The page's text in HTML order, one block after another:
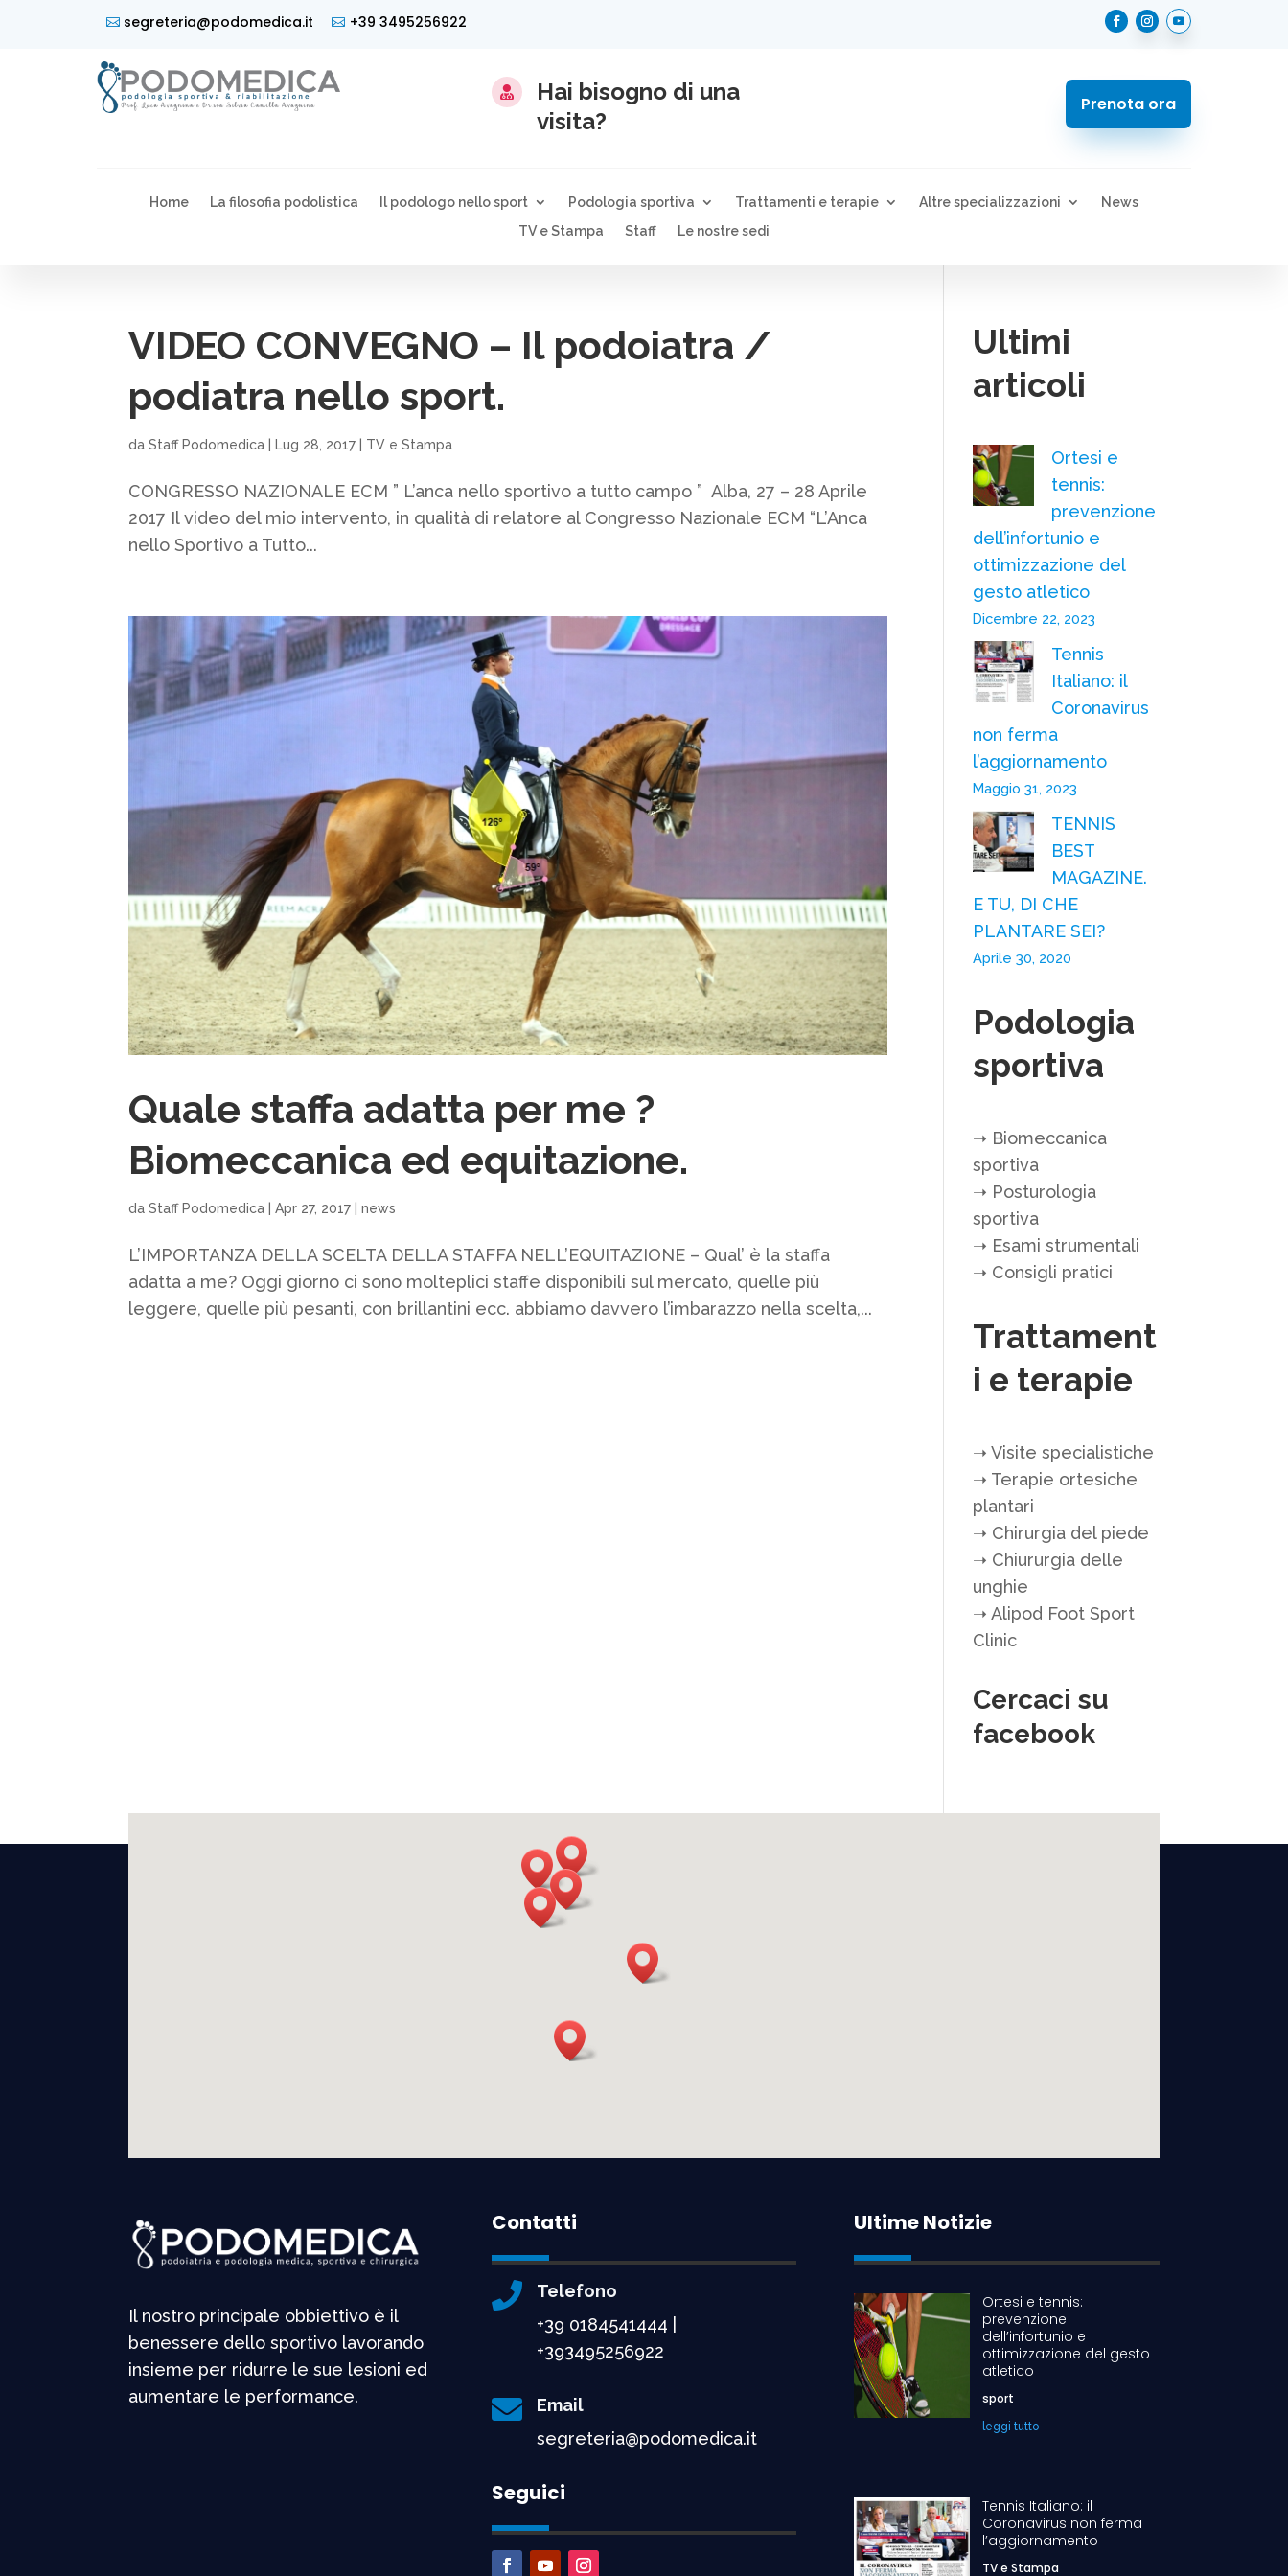
segreteria@podomedica.it +39 3495256922

Hai bisogno di una
visita?
Prenota ora
Home La filosofia podolistica Il podologo nello sport Podologia sportiva Trattamenti e terapie Altre specializzazioni
News
TV e Stampa
Staff Le nostre sedi
VIDEO CONVEGNO – Il podoiatra /
podiatra nello sport.
daStaff Podomedica Lug 28, 2017 TV e Stampa
CONGRESSO NAZIONALE ECM ” L’anca nello sportivo a tutto campo ” Alba, 27 – 28 Aprile
2017 Il video del mio intervento, in qualità di relatore al Congresso Nazionale ECM “L’Anca
nello Sportivo a Tutto...
Quale staffa adatta per me ?
Biomeccanica ed equitazione.
daStaff Podomedica |Apr 27, 2017 |news
L’IMPORTANZA DELLA SCELTA DELLA STAFFA NELL’EQUITAZIONE – Qual’ è la staffa
adatta a me? Oggi giorno ci sono molteplici staffe disponibili sul mercato, quelle più
leggere, quelle più pesanti, con brillantini ecc. abbiamo davvero l’imbarazzo nella scelta,...
Ultimi
articoli
Ortesi e
tennis:
prevenzione
dell’infortunio e
ottimizzazione del
gesto atletico
Dicembre 22, 2023
Tennis
Italiano: il
Coronavirus
non ferma
l’aggiornamento
Maggio 31, 2023
TENNIS
BEST
MAGAZINE.
E TU, DI CHE
PLANTARE SEI?
Aprile 30, 2020
Podologia
sportiva
➝ Biomeccanica
sportiva
➝ Posturologia
sportiva
➝ Esami strumentali
➝ Consigli pratici
Trattament
i e terapie
➝Visite specialistiche
➝ Terapie ortesiche
plantari
➝ Chirurgia del piede
➝ Chiururgia delle
unghie
➝Alipod Foot Sport
Clinic
Cercaci su
facebook
Il nostro principale obbiettivo è il
benessere dello sportivo lavorando
insieme per ridurre le sue lesioni ed
aumentare le performance.
Contatti

Telefono
+39 0184541444 |
+393495256922

Email
segreteria@podomedica.it
Seguici
Ultime Notizie
Ortesi e tennis:
prevenzione
dell’infortunio e
ottimizzazione del gesto
atletico
sport
leggi tutto
Tennis Italiano: il
Coronavirus non ferma
l’aggiornamento
TV e Stampa